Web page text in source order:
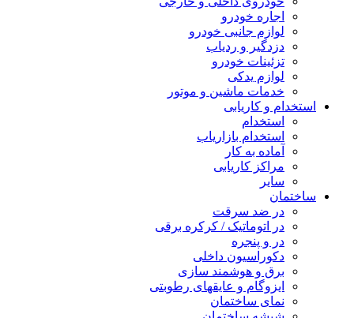
اجاره خودرو
لوازم جانبی خودرو
دزدگیر و ردیاب
تزئینات خودرو
لوازم یدکی
خدمات ماشین و موتور
استخدام و کاریابی
استخدام
استخدام بازاریاب
آماده به کار
مراکز کاریابی
سایر
ساختمان
در ضد سرقت
در اتوماتیک / کرکره برقی
در و پنجره
دکوراسیون داخلی
برق و هوشمند سازی
ایزوگام و عایقهای رطوبتی
نمای ساختمان